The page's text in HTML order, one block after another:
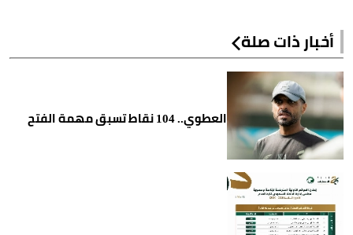
أخبار ذات صلة
العطوي.. 104 نقاط تسبق مهمة الفتح